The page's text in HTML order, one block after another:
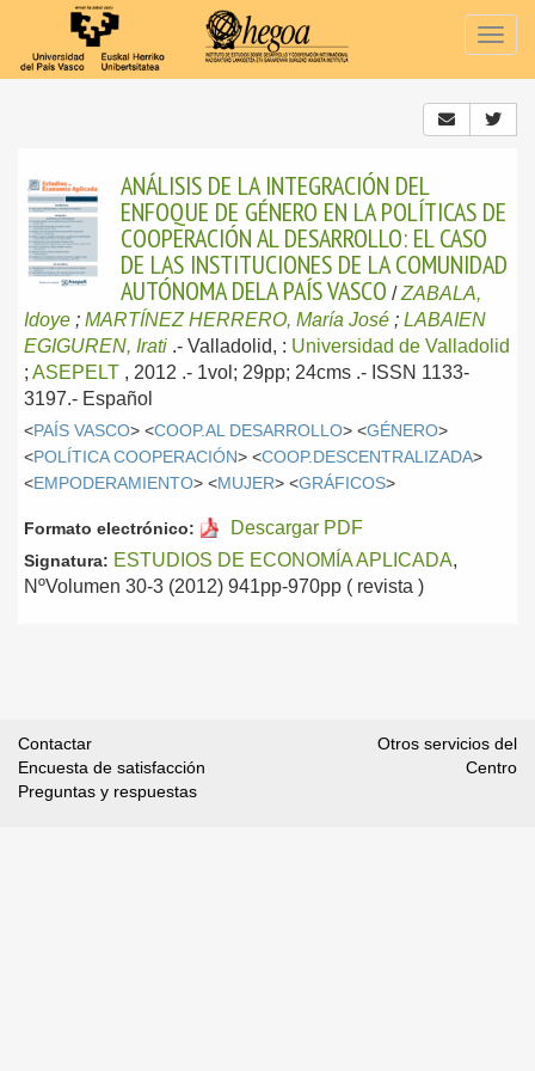
ANÁLISIS DE LA INTEGRACIÓN DEL
ENFOQUE DE GÉNERO EN LA POLÍTICAS DE
COOPERACIÓN AL DESARROLLO: EL CASO
DE LAS INSTITUCIONES DE LA COMUNIDAD
AUTÓNOMA DELA PAÍS VASCO /ZABALA,
Idoye ; MARTÍNEZ HERRERO, María José ; LABAIEN
EGIGUREN, Irati .- Valladolid, : Universidad de Valladolid
; ASEPELT , 2012 .- 1vol; 29pp; 24cms .- ISSN 1133-
3197.- Español
<PAÍS VASCO> <COOP.AL DESARROLLO> <GÉNERO>
<POLÍTICA COOPERACIÓN> <COOP.DESCENTRALIZADA>
<EMPODERAMIENTO> <MUJER> <GRÁFICOS>
Formato electrónico: Descargar PDF
Signatura: ESTUDIOS DE ECONOMÍA APLICADA,
NºVolumen 30-3 (2012) 941pp-970pp ( revista )
Contactar
Encuesta de satisfacción
Preguntas y respuestas
Otros servicios del
Centro